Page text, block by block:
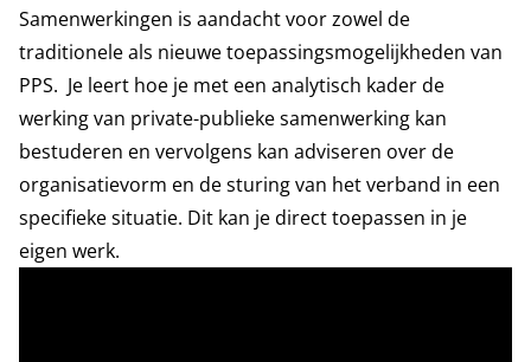
Samenwerkingen is aandacht voor zowel de
traditionele als nieuwe toepassingsmogelijkheden van
PPS. Je leert hoe je met een analytisch kader de
werking van private-publieke samenwerking kan
bestuderen en vervolgens kan adviseren over de
organisatievorm en de sturing van het verband in een
specifieke situatie. Dit kan je direct toepassen in je
eigen werk.